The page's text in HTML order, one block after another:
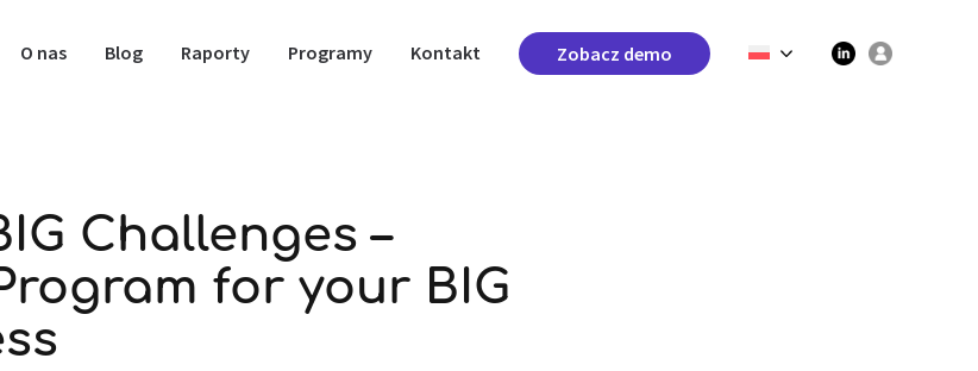
O nas Blog Raporty Programy Kontakt Zobacz demo
Challenges –
for your BIG